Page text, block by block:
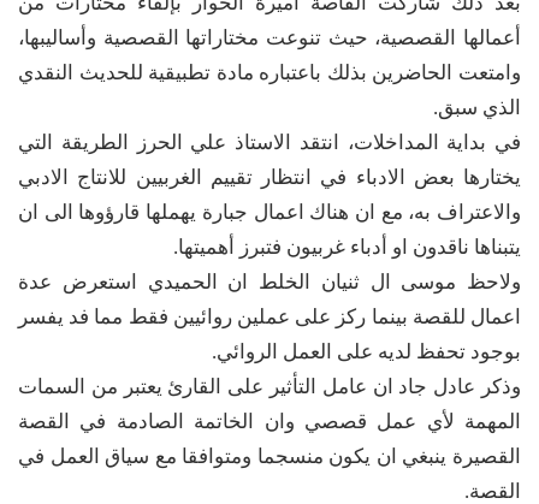
أعمالها القصصية، حيث تنوعت مختاراتها القصصية وأساليبها،
وامتعت الحاضرين بذلك باعتباره مادة تطبيقية للحديث النقدي
الذي سبق.
في بداية المداخلات، انتقد الاستاذ علي الحرز الطريقة التي
يختارها بعض الادباء في انتظار تقييم الغربيين للانتاج الادبي
والاعتراف به، مع ان هناك اعمال جبارة يهملها قارؤوها الى ان
يتبناها ناقدون او أدباء غربيون فتبرز أهميتها.
ولاحظ موسى ال ثنيان الخلط ان الحميدي استعرض عدة
اعمال للقصة بينما ركز على عملين روائيين فقط مما فد يفسر
بوجود تحفظ لديه على العمل الروائي.
وذكر عادل جاد ان عامل التأثير على القارئ يعتبر من السمات
المهمة لأي عمل قصصي وان الخاتمة الصادمة في القصة
القصيرة ينبغي ان يكون منسجما ومتوافقا مع سياق العمل في
القصة.